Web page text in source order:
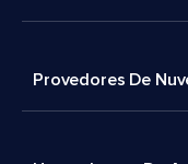
Provedores De